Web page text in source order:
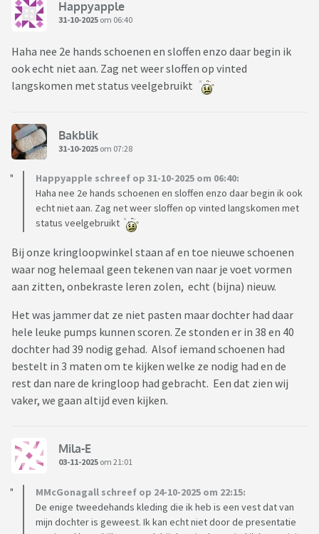
Happyapple
31-10-2025 om 06:40
Haha nee 2e hands schoenen en sloffen enzo daar begin ik
ook echt niet aan. Zag net weer sloffen op vinted
langskomen met status veelgebruikt
Bakblik
31-10-2025 om 07:28
Happyapple schreef op 31-10-2025 om 06:40:
Haha nee 2e hands schoenen en sloffen enzo daar begin ik ook
echt niet aan. Zag net weer sloffen op vinted langskomen met
status veelgebruikt
Bij onze kringloopwinkel staan af en toe nieuwe schoenen
waar nog helemaal geen tekenen van naar je voet vormen
aan zitten, onbekraste leren zolen, echt (bijna) nieuw.
Het was jammer dat ze niet pasten maar dochter had daar
hele leuke pumps kunnen scoren. Ze stonden er in 38 en 40
dochter had 39 nodig gehad. Alsof iemand schoenen had
bestelt in 3 maten om te kijken welke ze nodig had en de
rest dan nare de kringloop had gebracht. Een dat zien wij
vaker, we gaan altijd even kijken.
Mila-E
03-11-2025 om 21:01
MMcGonagall schreef op 24-10-2025 om 22:15:
De enige tweedehands kleding die ik heb is een vest dat van
mijn dochter is geweest. Ik kan echt niet door de presentatie